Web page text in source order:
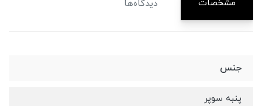
مشخصات دیدگاه‌ها
جنس
پنبه سوپر